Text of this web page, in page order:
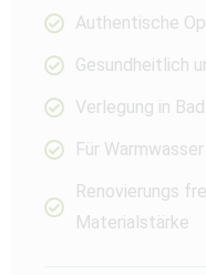
Authentische
Gesundheitlich
Verlegung in
Für
Renovierungs
Materialstärke